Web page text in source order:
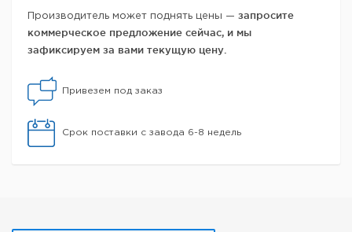
Производитель может поднять цены — запросите
коммерческое предложение сейчас, и мы
зафиксируем за вами текущую цену.
Привезем под заказ
Срок поставки с завода 6-8 недель